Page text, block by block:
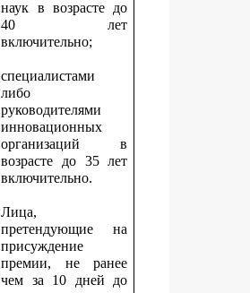
наук в возрасте до
40 лет
включительно;
специалистами
либо
руководителями
инновационных
организаций в
возрасте до 35 лет
включительно.
Лица,
претендующие на
присуждение
премии, не ранее
чем за 10 дней до